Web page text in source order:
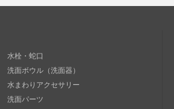
水栓・蛇口
洗面ボウル（洗面器）
水まわりアクセサリー
洗面パーツ